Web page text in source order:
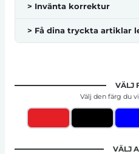
> Invänta korrektur
> Få dina tryckta artiklar
VÄLJ
Välj den färg du
VÄLJ